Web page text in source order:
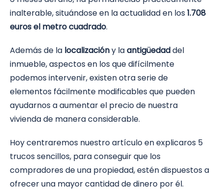
inalterable, situándose en la actualidad en los1.708
euros el metro cuadrado.
Además de la localizacióny laantigüedaddel
inmueble, aspectos en los que difícilmente
podemos intervenir, existen otra serie de
elementos fácilmente modificables que pueden
ayudarnos a aumentar el precio de nuestra
vivienda de manera considerable.
Hoy centraremos nuestro artículo en explicaros 5
trucos sencillos, para conseguir que los
compradores de una propiedad, estén dispuestos a
ofrecer una mayor cantidad de dinero por él.